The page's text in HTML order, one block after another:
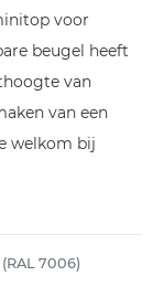
voor
beugel heeft
van
van een
welkom bij
7006)